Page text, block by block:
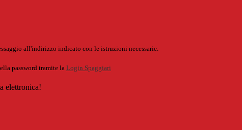
all'indirizzo indicato con le istruzioni necessarie.
password tramite la Login Spaggiari
elettronica!